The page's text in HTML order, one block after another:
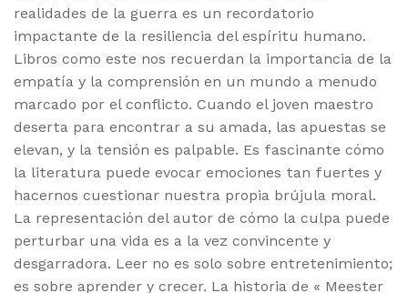
realidades de la guerra es un recordatorio
impactante de la resiliencia del espíritu humano.
Libros como este nos recuerdan la importancia de la
empatía y la comprensión en un mundo a menudo
marcado por el conflicto. Cuando el joven maestro
deserta para encontrar a su amada, las apuestas se
elevan, y la tensión es palpable. Es fascinante cómo
la literatura puede evocar emociones tan fuertes y
hacernos cuestionar nuestra propia brújula moral.
La representación del autor de cómo la culpa puede
perturbar una vida es a la vez convincente y
desgarradora. Leer no es solo sobre entretenimiento;
es sobre aprender y crecer. La historia de « Meester